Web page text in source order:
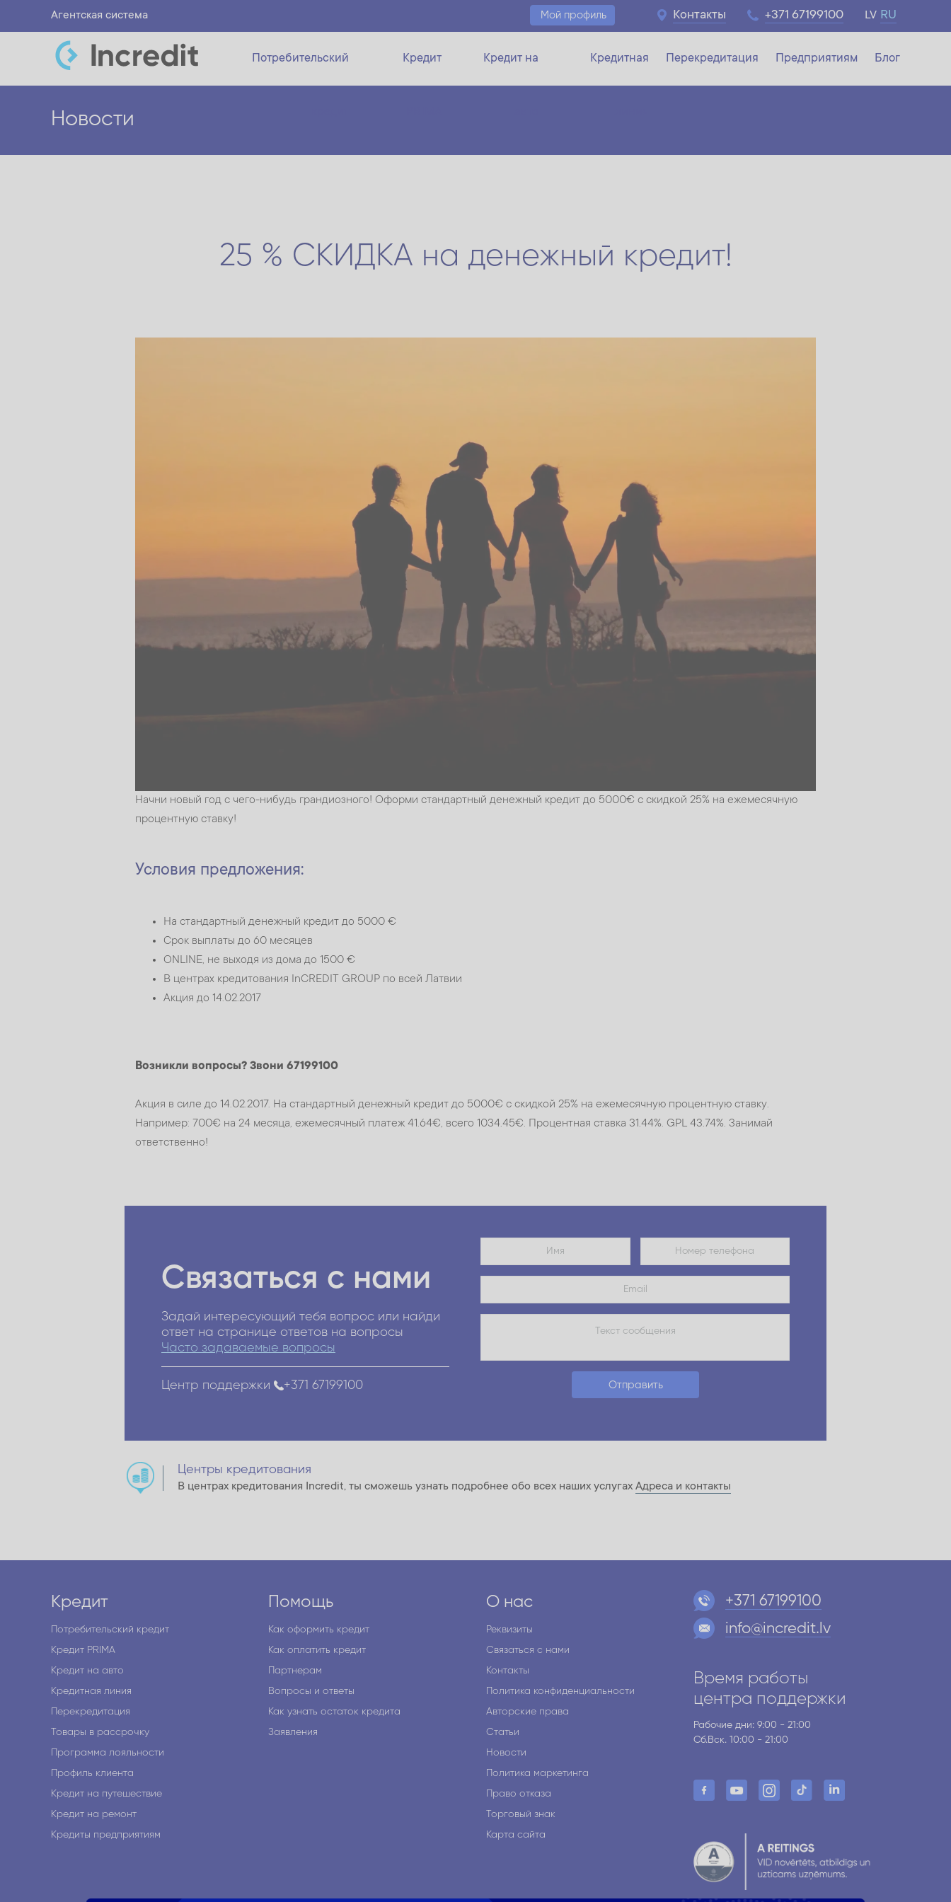
Агентская система Мой профиль Контакты +371 67199100 RU
LV
Потребительский Кредит Кредит на Кредитная Перекредитация Предприятиям Блог
Новости
25 % СКИДКА на денежный кредит!
Начни новый год с чего-нибудь грандиозного! Оформи стандартный денежный кредит до 5000€ с скидкой 25% на ежемесячную
процентную ставку!
Условия предложения:
На стандартный денежный кредит до 5000 €
Срок выплаты до 60 месяцев
ONLINE, не выходя из дома до 1500 €
В центрах кредитования InCREDIT GROUP по всей Латвии
Акция до 14.02.2017
Возникли вопросы? Звони 67199100
Акция в силе до 14.02.2017. На стандартный денежный кредит до 5000€ с скидкой 25% на ежемесячную процентную ставку.
Например: 700€ на 24 месяца, ежемесячный платеж 41.64€, всего 1034.45€. Процентная ставка 31.44%. GPL 43.74%. Занимай
ответственно!
Связаться с нами
Задай интересующий тебя вопрос или найди
ответ на странице ответов на вопросы
Часто задаваемые вопросы
Центр поддержки +371 67199100 Отправить
Центры кредитования
В центрах кредитования Incredit, ты сможешь узнать подробнее обо всех наших услугах Адреса и контакты
Кредит
Потребительский кредит
Кредит PRIMA
Кредит на авто
Кредитная линия
Перекредитация
Товары в рассрочку
Программа лояльности
Профиль клиента
Кредит на путешествие
Кредит на ремонт
Кредиты предприятиям
Помощь
Как оформить кредит
Как оплатить кредит
Партнерам
Вопросы и ответы
Как узнать остаток кредита
Заявления
О нас
Реквизиты
Связаться с нами
Контакты
Политика конфиденциальности
Авторские права
Статьи
Новости
Политика маркетинга
Право отказа
Торговый знак
Карта сайта
+371 67199100
info@incredit.lv
Время работы
центра поддержки
Рабочие дни: 9:00 - 21:00
Сб.Вск. 10:00 - 21:00